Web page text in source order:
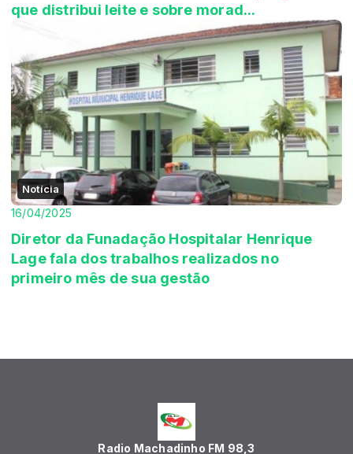
que distribui leite e sobre morad...
Notícia
16/04/2025
Diretor da Funadação Hospitalar Henrique
Lage fala dos trabalhos realizados no
primeiro mês de sua gestão
Radio Machadinho FM 98,3